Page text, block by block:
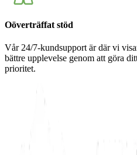
Oöverträffat stöd
Vår 24/7-kundsupport är där vi
bättre upplevelse genom att göra
prioritet.